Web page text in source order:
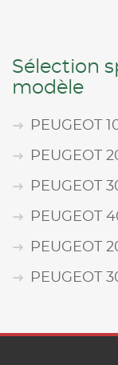
Sélection
modèle
PEUGEOT
PEUGEOT
PEUGEOT
PEUGEOT
PEUGEOT
PEUGEOT